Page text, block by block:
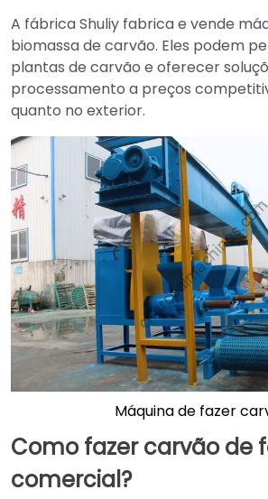
A fábrica Shuliy fabrica e vende
biomassa de carvão. Eles podem
plantas de carvão e oferecer
processamento a preços
quanto no exterior.
Máquina de fazer
Como fazer carvão de
comercial?